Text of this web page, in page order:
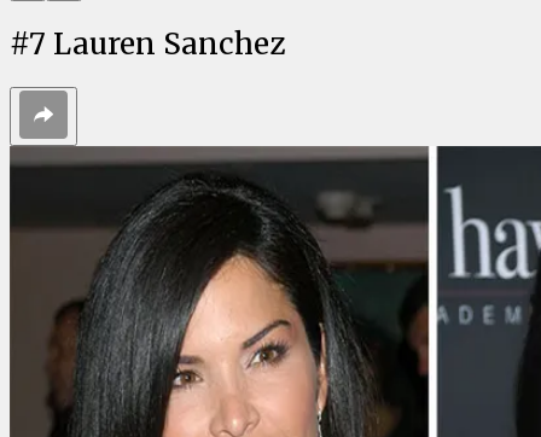
#7 Lauren Sanchez